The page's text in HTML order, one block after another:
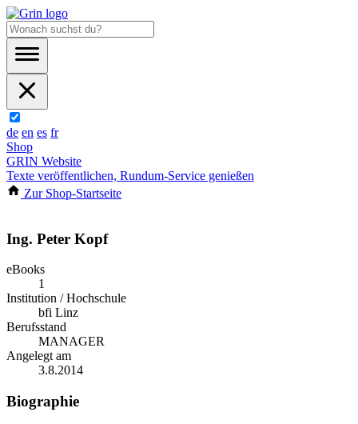
de en es fr
Shop
GRIN Website
Texte veröffentlichen, Rundum-Service genießen
Zur Shop-Startseite
Ing. Peter Kopf
eBooks
1
Institution / Hochschule
bfi Linz
Berufsstand
MANAGER
Angelegt am
3.8.2014
Biographie